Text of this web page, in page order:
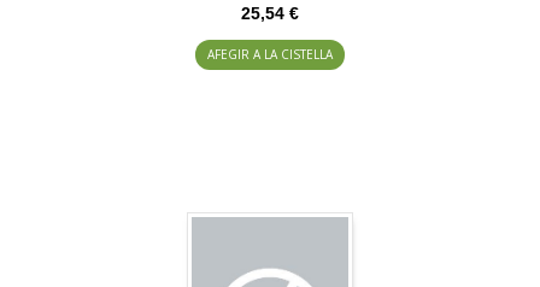
25,54 €
AFEGIR A LA CISTELLA